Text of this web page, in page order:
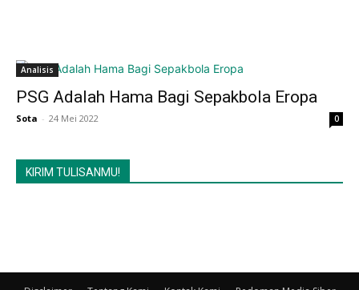
Analisis
PSG Adalah Hama Bagi Sepakbola Eropa
Sota - 24 Mei 2022 0
KIRIM TULISANMU!